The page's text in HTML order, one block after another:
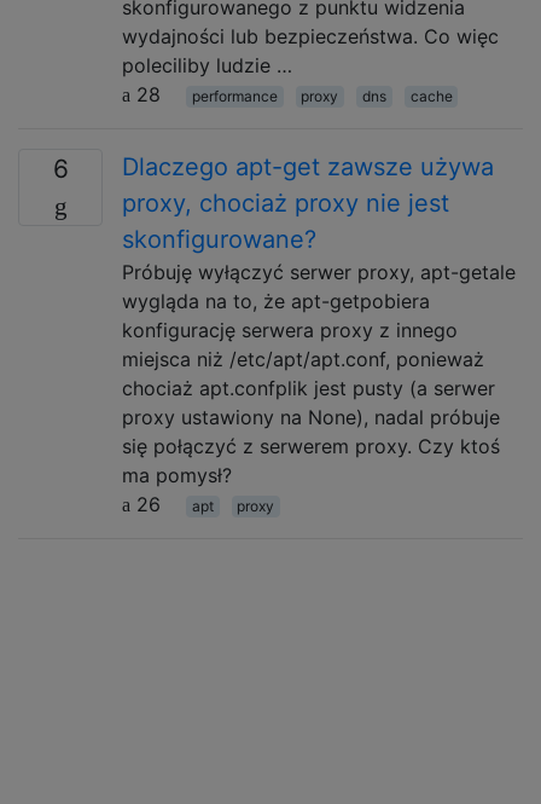
skonfigurowanego z punktu widzenia
wydajności lub bezpieczeństwa. Co więc
poleciliby ludzie …
28
performance proxy dns cache
6
Dlaczego apt-get zawsze używa
proxy, chociaż proxy nie jest
skonfigurowane?
Próbuję wyłączyć serwer proxy, apt-getale
wygląda na to, że apt-getpobiera
konfigurację serwera proxy z innego
miejsca niż /etc/apt/apt.conf, ponieważ
chociaż apt.confplik jest pusty (a serwer
proxy ustawiony na None), nadal próbuje
się połączyć z serwerem proxy. Czy ktoś
ma pomysł?
26
apt proxy